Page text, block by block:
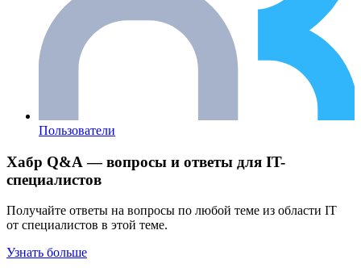
Пользователи
Хабр Q&A — вопросы и ответы для IT-
специалистов
Получайте ответы на вопросы по любой теме из области IT
от специалистов в этой теме.
Узнать больше